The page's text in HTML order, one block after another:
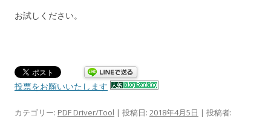
お試しください。
投票をお願いいたします
カテゴリー: PDF Driver/Tool | 投稿日: 2018年4月5日 | 投稿者: